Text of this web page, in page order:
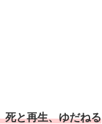
死と再生、ゆだねる